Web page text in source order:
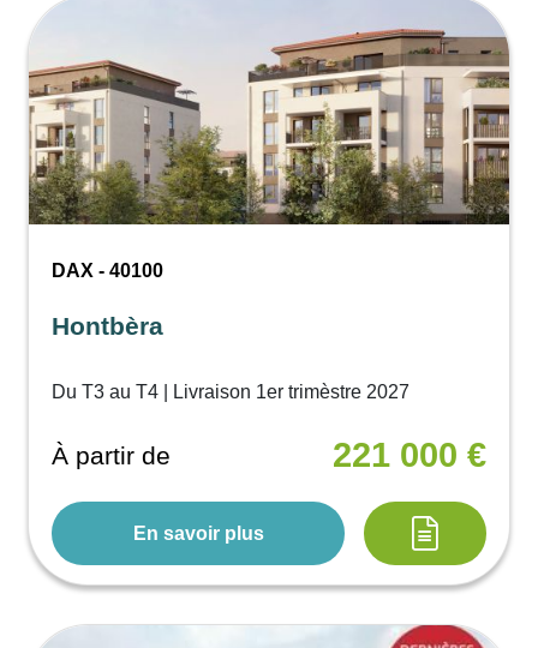
DAX - 40100
Hontbèra
Du T3 au T4 | Livraison 1er trimèstre 2027
À partir de 221 000 €
En savoir plus